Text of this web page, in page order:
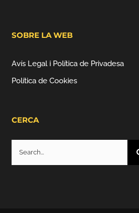
SOBRE LA WEB
Avís Legal i Política de Privadesa
Política de Cookies
CERCA
Search
for: